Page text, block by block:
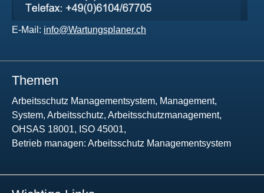
E-Mail: info@Wartungsplaner.ch
Themen
Arbeitsschutz Managementsystem, Management,
System, Arbeitsschutz, Arbeitsschutzmanagement,
OHSAS 18001, ISO 45001,
Betrieb managen: Arbeitsschutz Managementsystem